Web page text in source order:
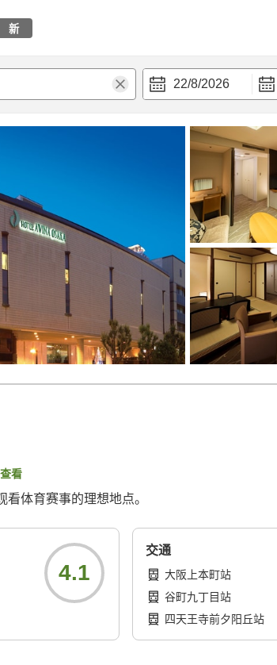
新
22/8/2026
看
体育赛事的理想地点。
4.1
交通
大阪上本町站
谷町九丁目站
四天王寺前夕阳丘站